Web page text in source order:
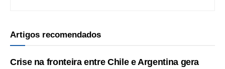
Artigos recomendados
Crise na fronteira entre Chile e Argentina gera